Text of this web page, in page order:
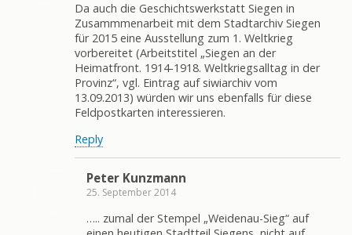
Da auch die Geschichtswerkstatt Siegen in
Zusammmenarbeit mit dem Stadtarchiv Siegen
für 2015 eine Ausstellung zum 1. Weltkrieg
vorbereitet (Arbeitstitel „Siegen an der
Heimatfront. 1914-1918. Weltkriegsalltag in der
Provinz“, vgl. Eintrag auf siwiarchiv vom
13.09.2013) würden wir uns ebenfalls für diese
Feldpostkarten interessieren.
Reply
Peter Kunzmann
25. September 2014
….. zumal der Stempel „Weidenau-Sieg“ auf